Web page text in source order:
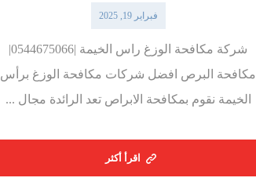
فبراير 19, 2025
شركة مكافحة الوزغ راس الخيمة |0544675066|
مكافحة البرص افضل شركات مكافحة الوزغ برأس
الخيمة نقوم بمكافحة الابراص تعد الرائدة مجال ...
اقرأ أكثر